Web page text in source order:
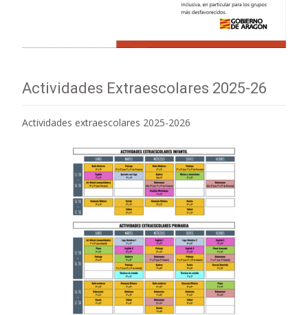
Actividades Extraescolares 2025-26
Actividades extraescolares 2025-2026